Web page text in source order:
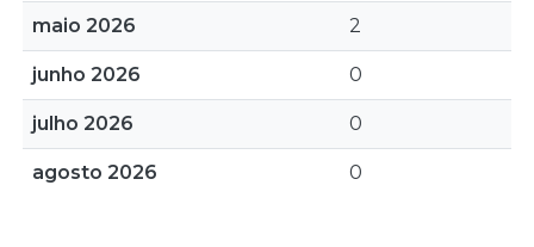
maio 2026 2
junho 2026 0
julho 2026 0
agosto 2026 0